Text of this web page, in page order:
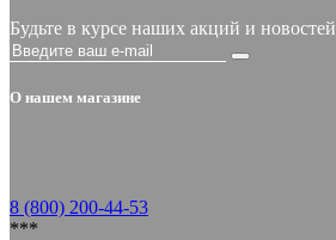
Будьте в курсе наших акций и новостей
О нашем магазине
8 (800) 200-44-53
***